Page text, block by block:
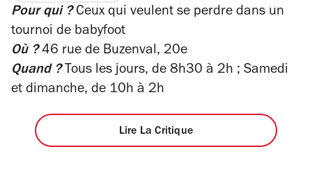
Pour qui ?Ceux qui veulent se perdre dans un
tournoi de babyfoot
Où ?46 rue de Buzenval, 20e
Quand ?Tous les jours, de 8h30 à 2h ; Samedi
et dimanche, de 10h à 2h
Lire La Critique